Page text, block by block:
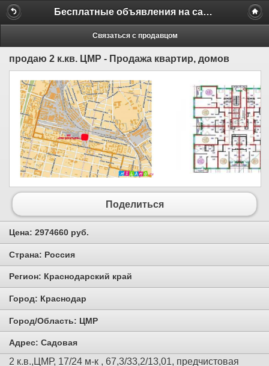
Бесплатные объявления на сайте MILAMO.ru
Связаться с продавцом
продаю 2 к.кв. ЦМР - Продажа квартир, домов
Поделиться
Цена: 2974660 руб.
Страна: Россия
Регион: Краснодарский край
Город: Краснодар
Город/Область: ЦМР
Адрес: Садовая
2 к.в.,ЦМР, 17/24 м-к , 67,3/33,2/13,01, предчистовая